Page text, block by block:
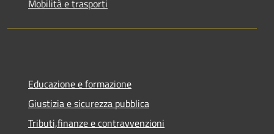
Mobilità e trasporti
Educazione e formazione
Giustizia e sicurezza pubblica
Tributi,finanze e contravvenzioni